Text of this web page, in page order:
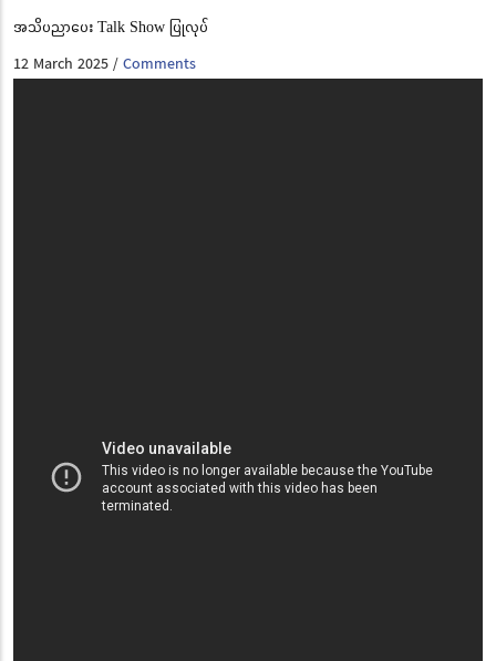
အသိပညာပေး Talk Show ပြုလုပ်
12 March 2025/Comments